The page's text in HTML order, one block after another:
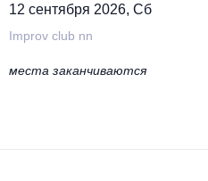
12 сентября 2026, Сб
Improv club nn
места заканчиваются